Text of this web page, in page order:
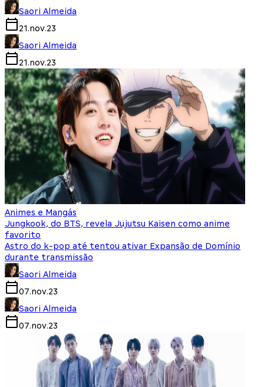
Saori Almeida
21.nov.23
Saori Almeida
21.nov.23
Animes e Mangás
Jungkook, do BTS, revela Jujutsu Kaisen como anime
favorito
Astro do k-pop até tentou ativar Expansão de Domínio
durante transmissão
Saori Almeida
07.nov.23
Saori Almeida
07.nov.23